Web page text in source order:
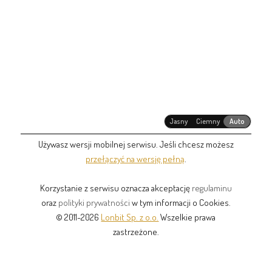
Jasny Ciemny Auto
Używasz wersji mobilnej serwisu. Jeśli chcesz możesz
przełączyć na wersję pełną
Korzystanie z serwisu oznacza akceptację regulaminu
oraz polityki prywatności w tym informacji o Cookies.
© 2011-2026 Lonbit Sp. z o.o. Wszelkie prawa
zastrzeżone.